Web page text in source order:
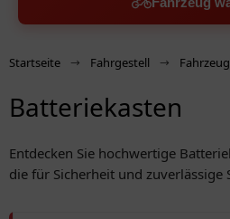
Startseite Fahrgestell
Batteriekasten
Entdecken Sie hochwertige
die für Sicherheit und